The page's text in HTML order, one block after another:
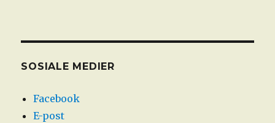
SOSIALE MEDIER
Facebook
E-post